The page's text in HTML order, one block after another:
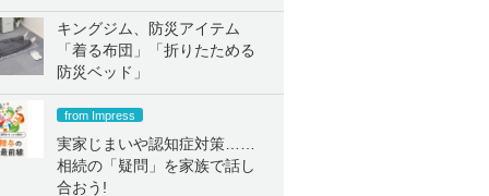
キングジム、防災アイテム
「着る布団」「折りたためる
防災ベッド」
from Impress
実家じまいや認知症対策……
相続の「疑問」を家族で話し
合おう!